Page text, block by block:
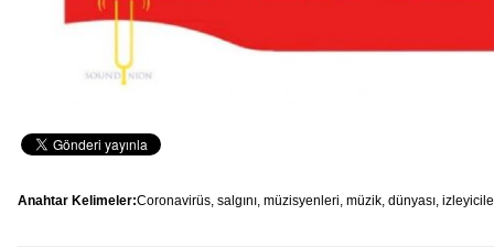
Anahtar Kelimeler:Coronavirüs, salgını, müzisyenleri, müzik, dünyası,